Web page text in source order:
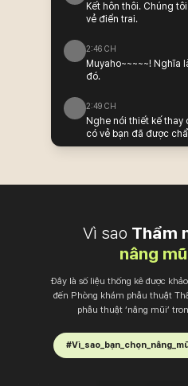
Kết hôn thôi. Chúng
vẻ điển trai.
2:46 CH
Muyaho~~~~~! Nghĩa
đó.
2:49 CH
Nghe nói thiết kế thay
có vẻ bạn đã được
Vì sao Thẩm
nâng
Đây là số liệu thống kê được
đến Phòng khám phẫu thuật
phẫu thuật ‘nâng mũi’